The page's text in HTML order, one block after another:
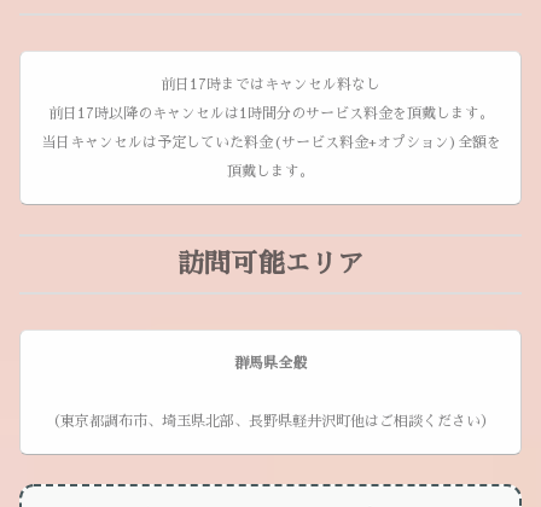
前日17時まではキャンセル料なし
前日17時以降のキャンセルは1時間分のサービス料金を頂戴します。
当日キャンセルは予定していた料金(サービス料金+オプション)全額を
頂戴します。
訪問可能エリア
群馬県全般
（東京都調布市、埼玉県北部、長野県軽井沢町他はご相談ください）